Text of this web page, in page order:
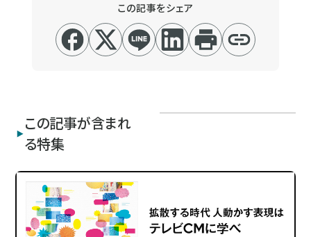
この記事をシェア
この記事が含まれ
る特集